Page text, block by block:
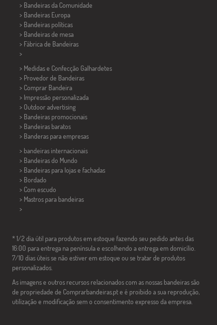
> Bandeiras da Comunidade
> Bandeiras Europa
> Bandeiras políticas
> Bandeiras de mesa
> Fábrica de Bandeiras
>
> Medidas e Confecção Galhardetes
> Provedor de Bandeiras
> Comprar Bandeira
> Impressão personalizada
> Outdoor advertising
> Bandeiras promocionais
> Bandeiras baratos
> Banderas para empresas
> bandeiras internacionais
> Bandeiras do Mundo
> Bandeiras para lojas e fachadas
> Bordado
> Com escudo
> Mastros para bandeiras
>
* 1/2 dia útil para produtos em estoque fazendo seu pedido antes das
16:00 para entrega na península e escolhendo a entrega em domicílio.
7/10 dias úteis se não estiver em estoque ou se tratar de produtos
personalizados.
As imagens e outros recursos relacionados com as nossas bandeiras são
de propriedade de Comprarbandeiras.pt e é proibido a sua reprodução,
utilização e modificação sem o consentimento expresso da empresa.